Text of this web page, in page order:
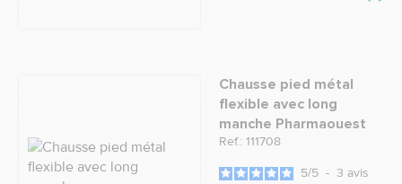
Chausse pied métal
flexible avec long
manche Pharmaouest
Ref.: 111708
5/5 - 3 avis